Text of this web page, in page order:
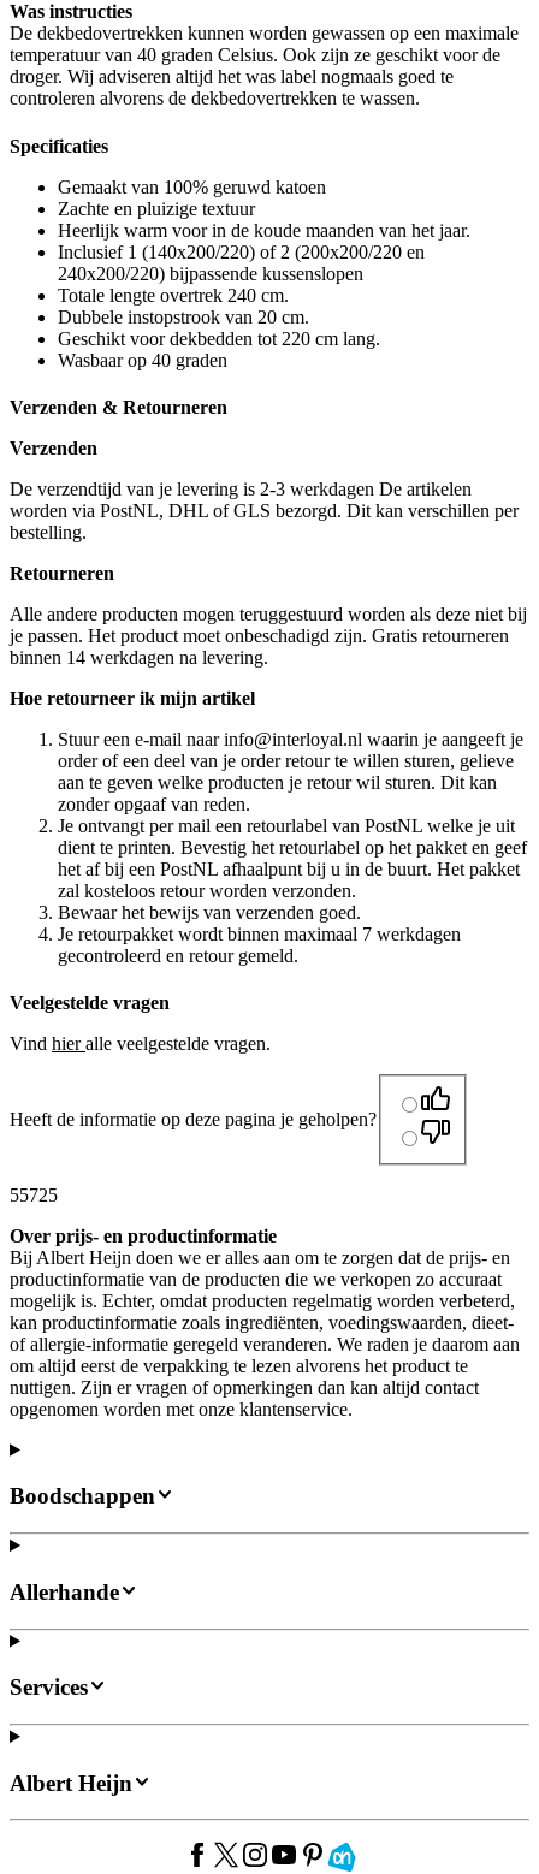
Was instructies
De dekbedovertrekken kunnen worden gewassen op een maximale
temperatuur van 40 graden Celsius. Ook zijn ze geschikt voor de
droger. Wij adviseren altijd het was label nogmaals goed te
controleren alvorens de dekbedovertrekken te wassen.
Specificaties
Gemaakt van 100% geruwd katoen
Zachte en pluizige textuur
Heerlijk warm voor in de koude maanden van het jaar.
Inclusief 1 (140x200/220) of 2 (200x200/220 en
240x200/220) bijpassende kussenslopen
Totale lengte overtrek 240 cm.
Dubbele instopstrook van 20 cm.
Geschikt voor dekbedden tot 220 cm lang.
Wasbaar op 40 graden
Verzenden & Retourneren
Verzenden
De verzendtijd van je levering is 2-3 werkdagen De artikelen
worden via PostNL, DHL of GLS bezorgd. Dit kan verschillen per
bestelling.
Retourneren
Alle andere producten mogen teruggestuurd worden als deze niet bij
je passen. Het product moet onbeschadigd zijn. Gratis retourneren
binnen 14 werkdagen na levering.
Hoe retourneer ik mijn artikel
Stuur een e-mail naar info@interloyal.nl waarin je aangeeft je
order of een deel van je order retour te willen sturen, gelieve
aan te geven welke producten je retour wil sturen. Dit kan
zonder opgaaf van reden.
Je ontvangt per mail een retourlabel van PostNL welke je uit
dient te printen. Bevestig het retourlabel op het pakket en geef
het af bij een PostNL afhaalpunt bij u in de buurt. Het pakket
zal kosteloos retour worden verzonden.
Bewaar het bewijs van verzenden goed.
Je retourpakket wordt binnen maximaal 7 werkdagen
gecontroleerd en retour gemeld.
Veelgestelde vragen
Vind hieralle veelgestelde vragen.
Heeft de informatie op deze pagina je geholpen?
55725
Over prijs- en productinformatie
Bij Albert Heijn doen we er alles aan om te zorgen dat de prijs- en
productinformatie van de producten die we verkopen zo accuraat
mogelijk is. Echter, omdat producten regelmatig worden verbeterd,
kan productinformatie zoals ingrediënten, voedingswaarden, dieet-
of allergie-informatie geregeld veranderen. We raden je daarom aan
om altijd eerst de verpakking te lezen alvorens het product te
nuttigen. Zijn er vragen of opmerkingen dan kan altijd contact
opgenomen worden met onze klantenservice.
Boodschappen
Allerhande
Services
Albert Heijn